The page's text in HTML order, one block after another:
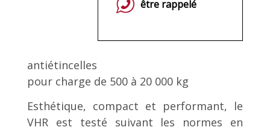
être rappelé
antiétincelles
pour charge de 500 à 20 000 kg
Esthétique, compact et performant, le
VHR est testé suivant les normes en